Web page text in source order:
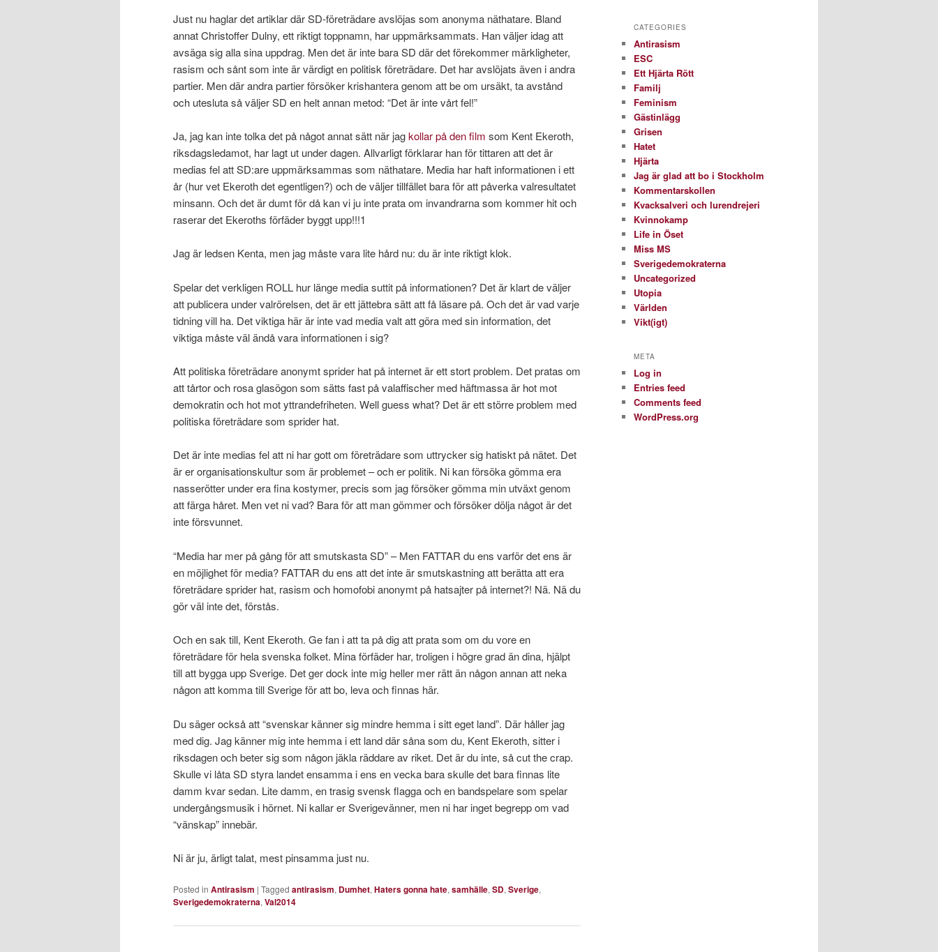
Just nu haglar det artiklar där SD-företrädare avslöjas som anonyma näthatare. Bland
annat Christoffer Dulny, ett riktigt toppnamn, har uppmärksammats. Han väljer idag att
avsäga sig alla sina uppdrag. Men det är inte bara SD där det förekommer märkligheter,
rasism och sånt som inte är värdigt en politisk företrädare. Det har avslöjats även i andra
partier. Men där andra partier försöker krishantera genom att be om ursäkt, ta avstånd
och utesluta så väljer SD en helt annan metod: “Det är inte vårt fel!”
Ja, jag kan inte tolka det på något annat sätt när jagkollar på den film som Kent Ekeroth,
riksdagsledamot, har lagt ut under dagen. Allvarligt förklarar han för tittaren att det är
medias fel att SD:are uppmärksammas som näthatare. Media har haft informationen i ett
år (hur vet Ekeroth det egentligen?) och de väljer tillfället bara för att påverka valresultatet
minsann. Och det är dumt för då kan vi ju inte prata om invandrarna som kommer hit och
raserar det Ekeroths förfäder byggt upp!!!1
Jag är ledsen Kenta, men jag måste vara lite hård nu: du är inte riktigt klok.
Spelar det verkligen ROLL hur länge media suttit på informationen? Det är klart de väljer
att publicera under valrörelsen, det är ett jättebra sätt att få läsare på. Och det är vad varje
tidning vill ha. Det viktiga här är inte vad media valt att göra med sin information, det
viktiga måste väl ändå vara informationen i sig?
Att politiska företrädare anonymt sprider hat på internet är ett stort problem. Det pratas om
att tårtor och rosa glasögon som sätts fast på valaffischer med häftmassa är hot mot
demokratin och hot mot yttrandefriheten. Well guess what? Det är ett större problem med
politiska företrädare som sprider hat.
Det är inte medias fel att ni har gott om företrädare som uttrycker sig hatiskt på nätet. Det
är er organisationskultur som är problemet – och er politik. Ni kan försöka gömma era
nasserötter under era fina kostymer, precis som jag försöker gömma min utväxt genom
att färga håret. Men vet ni vad? Bara för att man gömmer och försöker dölja något är det
inte försvunnet.
“Media har mer på gång för att smutskasta SD” – Men FATTAR du ens varför det ens är
en möjlighet för media? FATTAR du ens att det inte är smutskastning att berätta att era
företrädare sprider hat, rasism och homofobi anonymt på hatsajter på internet?! Nä. Nä du
gör väl inte det, förstås.
Och en sak till, Kent Ekeroth. Ge fan i att ta på dig att prata som om du vore en
företrädare för hela svenska folket. Mina förfäder har, troligen i högre grad än dina, hjälpt
till att bygga upp Sverige. Det ger dock inte mig heller mer rätt än någon annan att neka
någon att komma till Sverige för att bo, leva och finnas här.
Du säger också att “svenskar känner sig mindre hemma i sitt eget land”. Där håller jag
med dig. Jag känner mig inte hemma i ett land där såna som du, Kent Ekeroth, sitter i
riksdagen och beter sig som någon jäkla räddare av riket. Det är du inte, så cut the crap.
Skulle vi låta SD styra landet ensamma i ens en vecka bara skulle det bara finnas lite
damm kvar sedan. Lite damm, en trasig svensk flagga och en bandspelare som spelar
undergångsmusik i hörnet. Ni kallar er Sverigevänner, men ni har inget begrepp om vad
“vänskap” innebär.
Ni är ju, ärligt talat, mest pinsamma just nu.
Posted in Antirasism | Tagged antirasism, Dumhet, Haters gonna hate, samhälle, SD, Sverige,
Sverigedemokraterna, Val2014
CATEGORIES
Antirasism
ESC
Ett Hjärta Rött
Familj
Feminism
Gästinlägg
Grisen
Hatet
Hjärta
Jag är glad att bo i Stockholm
Kommentarskollen
Kvacksalveri och lurendrejeri
Kvinnokamp
Life in Öset
Miss MS
Sverigedemokraterna
Uncategorized
Utopia
Världen
Vikt(igt)
META
Log in
Entries feed
Comments feed
WordPress.org